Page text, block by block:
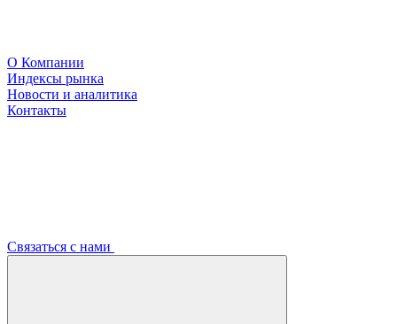
О Компании
Индексы рынка
Новости и аналитика
Контакты
Связаться с нами